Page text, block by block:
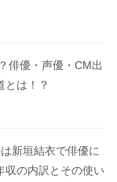
俳優・声優・CM出
とは！？
新垣結衣で俳優に
収の内訳とその使い